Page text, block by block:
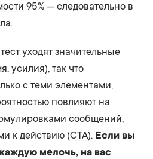
95% — следовательно в
уходят значительные
усилия), так что
с теми элементами,
повлияют на
сообщений,
к действию (CTA). Если вы
мелочь, на вас